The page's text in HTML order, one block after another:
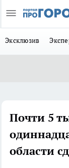
Эксклюзив
Почти 5
области